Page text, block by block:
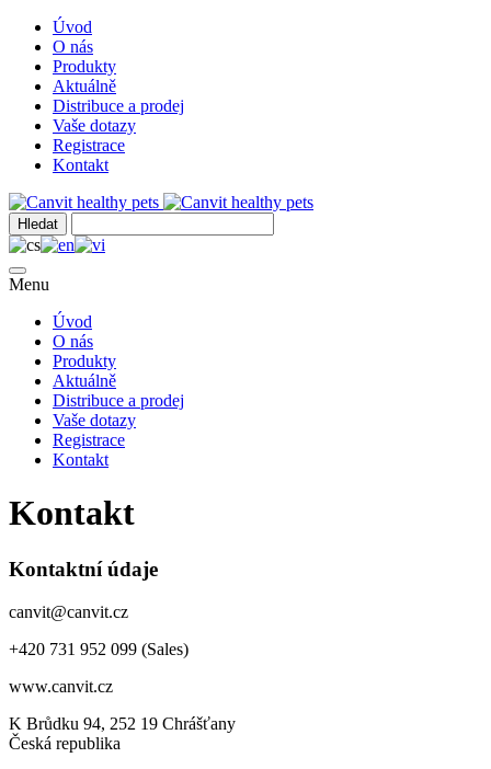
Úvod
O nás
Produkty
Aktuálně
Distribuce a prodej
Vaše dotazy
Registrace
Kontakt
Menu
Úvod
O nás
Produkty
Aktuálně
Distribuce a prodej
Vaše dotazy
Registrace
Kontakt
Kontakt
Kontaktní údaje
canvit@canvit.cz
+420 731 952 099 (Sales)
www.canvit.cz
K Brůdku 94, 252 19 Chrášťany
Česká republika